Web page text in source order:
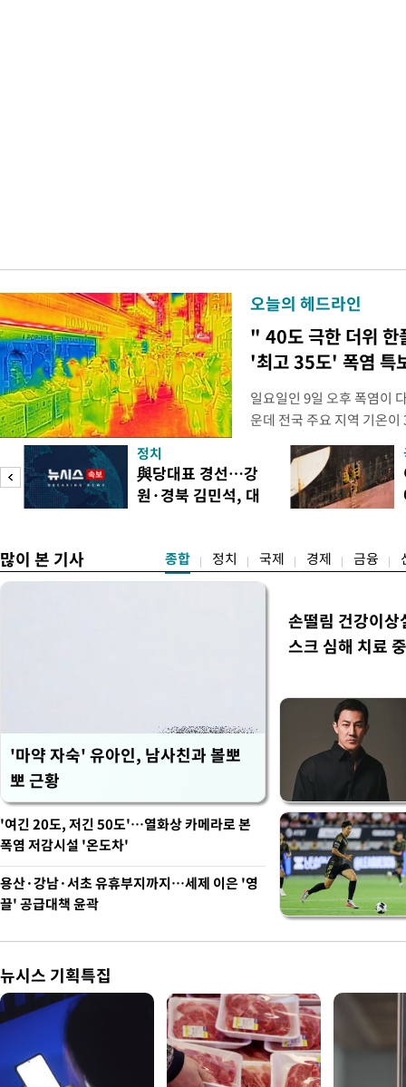
오늘의 헤드라인
" 40도 극한 더위 한
'최고 35도' 폭염 특
일요일인 9일 오후 폭염이
운데 전국 주요 지역 기온
더위가 꺾인 분위기다. 기
도(오산, 안성, 용인남부,
화순, 보성, 광양, 강진, 영
면 제외), 곡성북부, 곡성남
정치
與당대표 경선…강
원·경북 김민석, 대
많이 본 기사 종합 정치 국제 경제 금융
'마약 자숙' 유아인, 남사친과 볼뽀
뽀 근황
손떨림 건강이
스크 심해 치료
'여긴 20도, 저긴 50도'…열화상 카메라로 본
폭염 저감시설 '온도차'
용산·강남·서초 유휴부지까지…세제 이은 '영
끌' 공급대책 윤곽
뉴시스 기획특집